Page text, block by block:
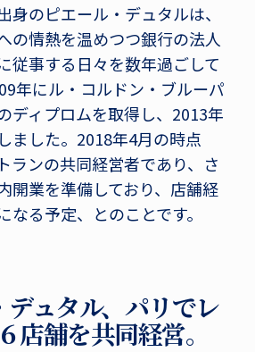
身のピエール・デュタルは、
の情熱を温めつつ銀行の法人
従事する日々を数年過ごして
年にル・コルドン・ブルーパ
ディプロムを取得し、2013年
ました。2018年4月の時点
ランの共同経営者であり、さ
開業を準備しており、店舗経
なる予定、とのことです。
デュタル、パリでレ
店舗を共同経営。